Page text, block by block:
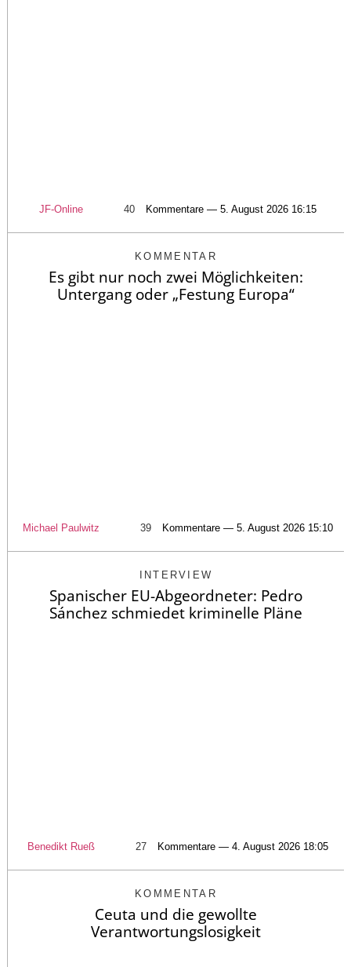
JF-Online 40 Kommentare — 5. August 2026 16:15
KOMMENTAR
Es gibt nur noch zwei Möglichkeiten:
Untergang oder „Festung Europa“
Michael Paulwitz 39 Kommentare — 5. August 2026 15:10
INTERVIEW
Spanischer EU-Abgeordneter: Pedro
Sánchez schmiedet kriminelle Pläne
Benedikt Rueß 27 Kommentare — 4. August 2026 18:05
KOMMENTAR
Ceuta und die gewollte
Verantwortungslosigkeit